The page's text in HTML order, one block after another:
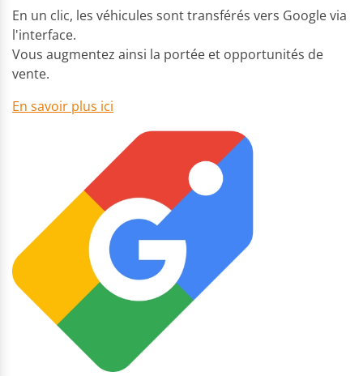
En un clic, les véhicules sont transférés vers Google via
l'interface.
Vous augmentez ainsi la portée et opportunités de
vente.
En savoir plus ici